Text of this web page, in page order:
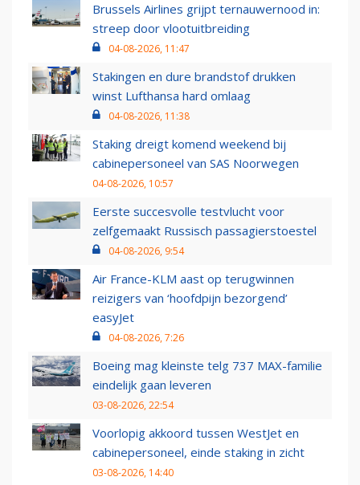
Brussels Airlines grijpt ternauwernood in:
streep door vlootuitbreiding
04-08-2026, 11:47
Stakingen en dure brandstof drukken
winst Lufthansa hard omlaag
04-08-2026, 11:38
Staking dreigt komend weekend bij
cabinepersoneel van SAS Noorwegen
04-08-2026, 10:57
Eerste succesvolle testvlucht voor
zelfgemaakt Russisch passagierstoestel
04-08-2026, 9:54
Air France-KLM aast op terugwinnen
reizigers van ‘hoofdpijn bezorgend’
easyJet
04-08-2026, 7:26
Boeing mag kleinste telg 737 MAX-familie
eindelijk gaan leveren
03-08-2026, 22:54
Voorlopig akkoord tussen WestJet en
cabinepersoneel, einde staking in zicht
03-08-2026, 14:40